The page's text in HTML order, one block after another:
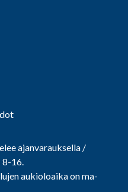
ajanvarauksella /
16.
aukioloaika on ma-